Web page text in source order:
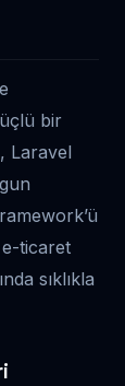
bir
Laravel
ticaret
sıklıkla